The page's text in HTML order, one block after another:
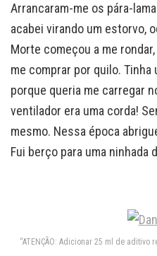
Arrancaram-me os pára-
acabei virando um estorvo,
Morte começou a me
me comprar por quilo.
porque queria me carregar
ventilador era uma corda!
mesmo. Nessa época
Fui berço para uma ninhada
“ATENÇÃO: Adicionar 25 ml de